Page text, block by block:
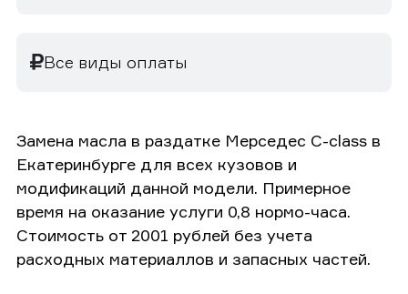
Все виды оплаты
Замена масла в раздатке Мерседес C-class в
Екатеринбурге для всех кузовов и
модификаций данной модели. Примерное
время на оказание услуги 0,8 нормо-часа.
Стоимость от 2001 рублей без учета
расходных материаллов и запасных частей.